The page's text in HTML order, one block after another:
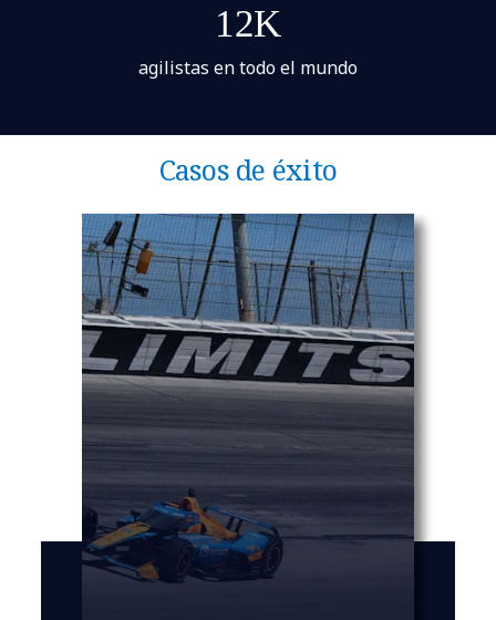
12K
agilistas en todo el mundo
Casos de éxito